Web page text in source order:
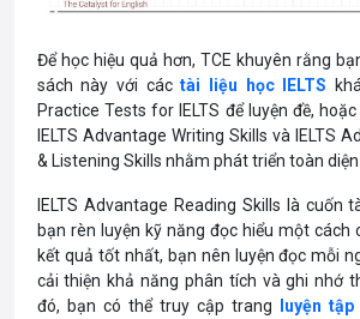
Để học hiệu quả hơn, TCE khuyên rằng
sách này với cáctài liệu học IELTS
Practice Tests for IELTS để luyện đề,
IELTS Advantage Writing Skills và IELTS
& Listening Skills nhằm phát triển toàn diện
IELTS Advantage Reading Skills là cuốn
bạn rèn luyện kỹ năng đọc hiểu một cách
kết quả tốt nhất, bạn nên luyện đọc mỗi
cải thiện khả năng phân tích và ghi nhớ
đó, bạn có thể truy cập trang
luyện tập